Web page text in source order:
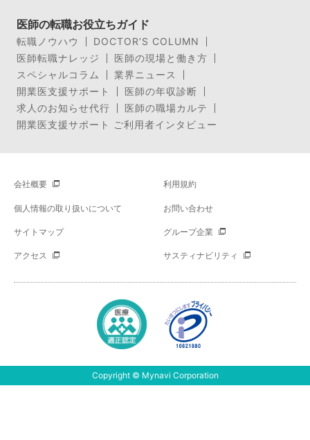
医師の転職お役立ちガイド
転職ノウハウ
DOCTOR’S COLUMN
医師転職ナレッジ
医師の現場と働き方
スペシャルコラム
業界ニュース
開業医支援サポート
医師の年収診断
求人のお知らせ代行
医師の職場カルテ
開業医支援サポート ご利用者インタビュー
会社概要 利用規約
個人情報の取り扱いについて お問い合わせ
サイトマップ グループ企業
アクセス サスティナビリティ
Copyright © Mynavi Corporation